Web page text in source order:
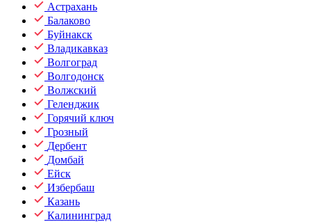
Астрахань
Балаково
Буйнакск
Владикавказ
Волгоград
Волгодонск
Волжский
Геленджик
Горячий ключ
Грозный
Дербент
Домбай
Ейск
Избербаш
Казань
Калининград